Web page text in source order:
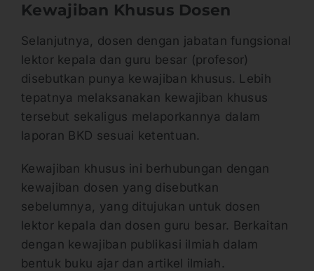
Kewajiban Khusus Dosen
Selanjutnya, dosen dengan jabatan fungsional
lektor kepala dan guru besar (profesor)
disebutkan punya kewajiban khusus. Lebih
tepatnya melaksanakan kewajiban khusus
tersebut sekaligus melaporkannya dalam
laporan BKD sesuai ketentuan.
Kewajiban khusus ini berhubungan dengan
kewajiban dosen yang disebutkan
sebelumnya, yang ditujukan untuk dosen
lektor kepala dan dosen guru besar. Berkaitan
dengan kewajiban publikasi ilmiah dalam
bentuk buku ajar dan artikel ilmiah.